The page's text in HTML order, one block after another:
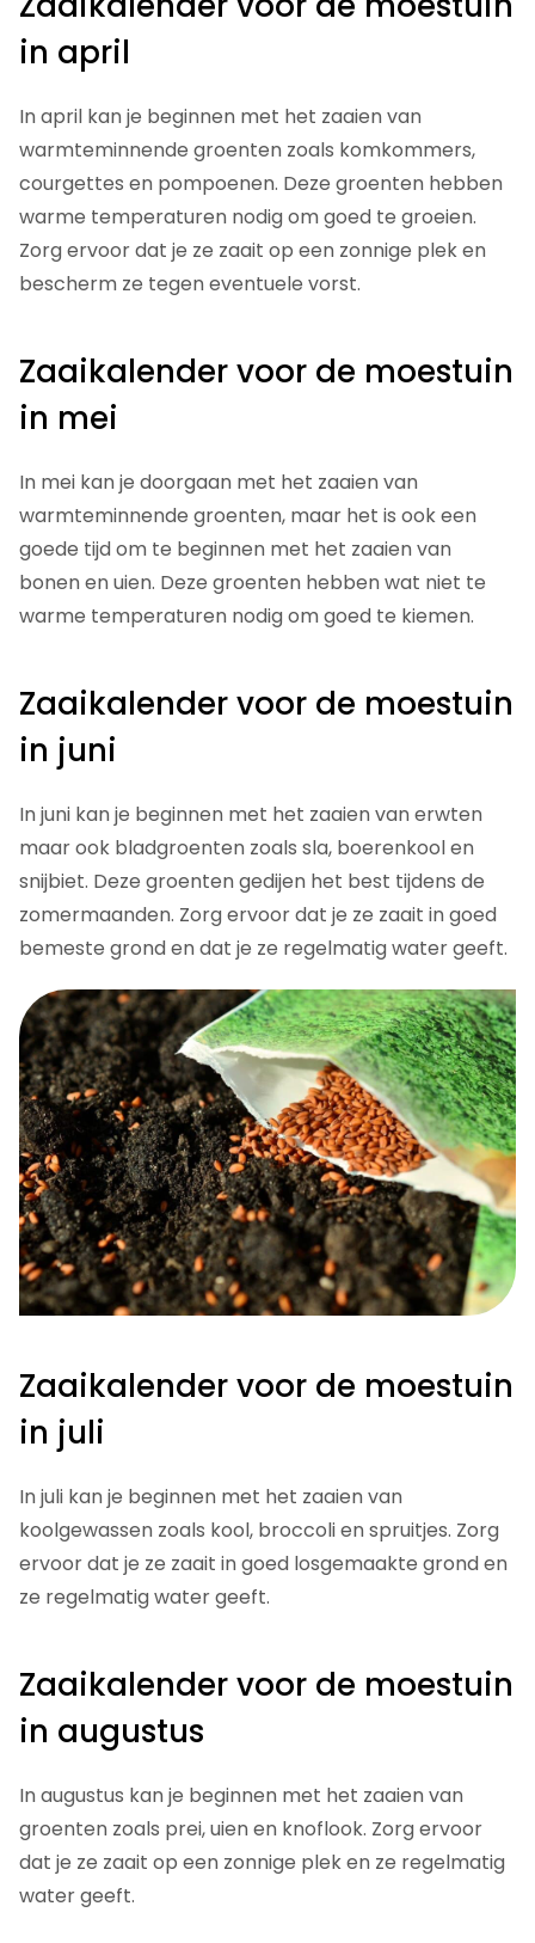
in april
In april kan je beginnen met het zaaien van
warmteminnende groenten zoals komkommers,
courgettes en pompoenen. Deze groenten hebben
warme temperaturen nodig om goed te groeien.
Zorg ervoor dat je ze zaait op een zonnige plek en
bescherm ze tegen eventuele vorst.
Zaaikalender voor de moestuin
in mei
In mei kan je doorgaan met het zaaien van
warmteminnende groenten, maar het is ook een
goede tijd om te beginnen met het zaaien van
bonen en uien. Deze groenten hebben wat niet te
warme temperaturen nodig om goed te kiemen.
Zaaikalender voor de moestuin
in juni
In juni kan je beginnen met het zaaien van erwten
maar ook bladgroenten zoals sla, boerenkool en
snijbiet. Deze groenten gedijen het best tijdens de
zomermaanden. Zorg ervoor dat je ze zaait in goed
bemeste grond en dat je ze regelmatig water geeft.
Zaaikalender voor de moestuin
in juli
In juli kan je beginnen met het zaaien van
koolgewassen zoals kool, broccoli en spruitjes. Zorg
ervoor dat je ze zaait in goed losgemaakte grond en
ze regelmatig water geeft.
Zaaikalender voor de moestuin
in augustus
In augustus kan je beginnen met het zaaien van
groenten zoals prei, uien en knoflook. Zorg ervoor
dat je ze zaait op een zonnige plek en ze regelmatig
water geeft.